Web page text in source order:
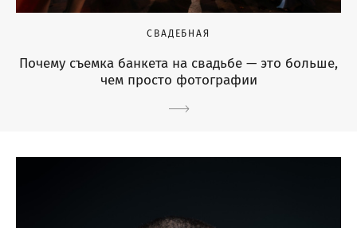
СВАДЕБНАЯ
Почему съемка банкета на свадьбе — это больше,
чем просто фотографии